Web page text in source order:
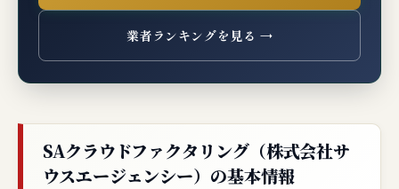
の次の一手
個人事業主・フリーランスの代替案（3社厳
編集部の最終判断：SAクラウドファクタリ
ングはこんな事業者に最適
業者ランキングを見る →
SAクラウドファクタリング（株式会社サ
ウスエージェンシー）の基本情報